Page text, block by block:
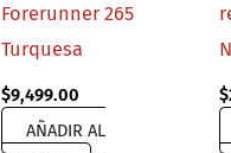
Forerunner 265
Turquesa
$9,499.00
AÑADIR AL
$